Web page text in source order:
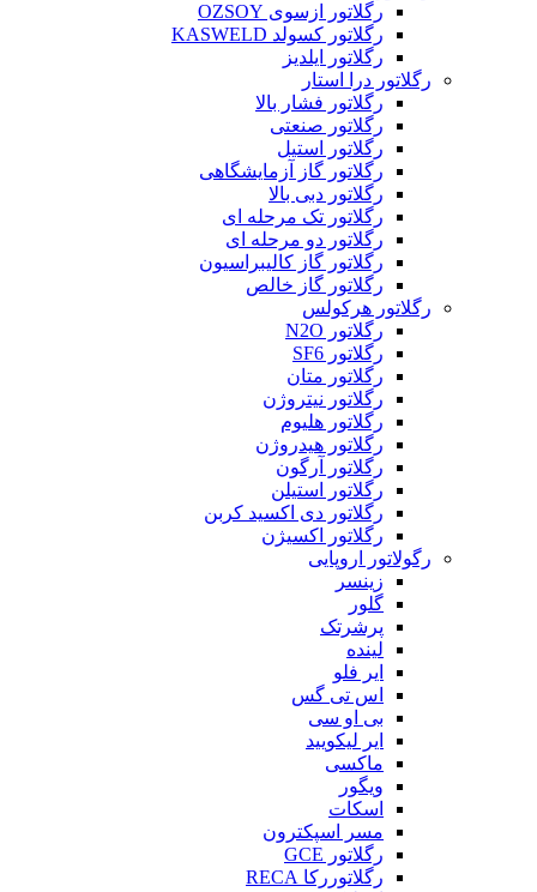
رگلاتور ازسوی OZSOY
رگلاتور کسولد KASWELD
رگلاتور ایلدیز
رگلاتور درا استار
رگلاتور فشار بالا
رگلاتور صنعتی
رگلاتور استیل
رگلاتور گاز آزمایشگاهی
رگلاتور دبی بالا
رگلاتور تک مرحله ای
رگلاتور دو مرحله ای
رگلاتور گاز کالیبراسیون
رگلاتور گاز خالص
رگلاتور هرکولس
رگلاتور N2O
رگلاتور SF6
رگلاتور متان
رگلاتور نیتروژن
رگلاتور هلیوم
رگلاتور هیدروژن
رگلاتور آرگون
رگلاتور استیلن
رگلاتور دی اکسید کربن
رگلاتور اکسیژن
رگولاتور اروپایی
زینسر
گلور
پرشرتک
لینده
ایر فلو
اس تی گس
بی او سی
ایر لیکویید
ماکسی
ویگور
اسکات
مسر اسپکترون
رگلاتور GCE
رگلاتوررکا RECA